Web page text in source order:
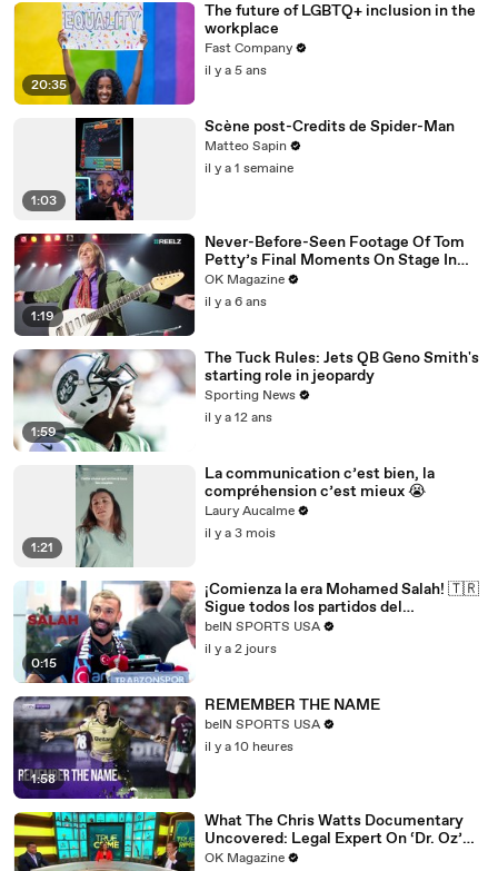
20:35
The future of LGBTQ+ inclusion in the
workplace
Fast Company
il y a 5 ans
1:03
Scène post-Credits de Spider-Man
Matteo Sapin
il y a 1 semaine
1:19
Never-Before-Seen Footage Of Tom
Petty’s Final Moments On Stage In
New REELZ Doc: Watch
OK Magazine
il y a 6 ans
1:59
The Tuck Rules: Jets QB Geno Smith's
starting role in jeopardy
Sporting News
il y a 12 ans
1:21
La communication c’est bien, la
compréhension c’est mieux 😭
Laury Aucalme
il y a 3 mois
0:15
¡Comienza la era Mohamed Salah! 🇹🇷
Sigue todos los partidos del
Trabzonspor por beIN SPORTS
beIN SPORTS USA
il y a 2 jours
1:58
REMEMBER THE NAME
beIN SPORTS USA
il y a 10 heures
What The Chris Watts Documentary
Uncovered: Legal Expert On ‘Dr. Oz’
Has Theories
OK Magazine